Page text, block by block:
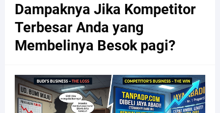
Dampaknya Jika Kompetitor
Terbesar Anda yang
Membelinya Besok pagi?